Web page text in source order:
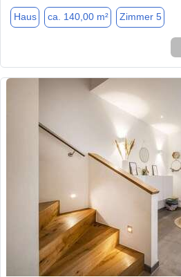
Haus ca. 140,00 m² Zimmer 5